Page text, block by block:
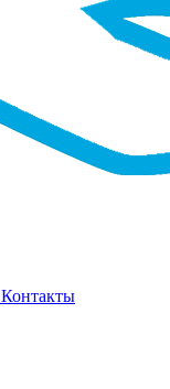
Контакты